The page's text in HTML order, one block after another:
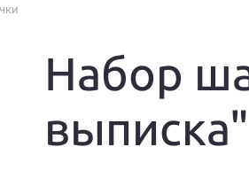
Набор